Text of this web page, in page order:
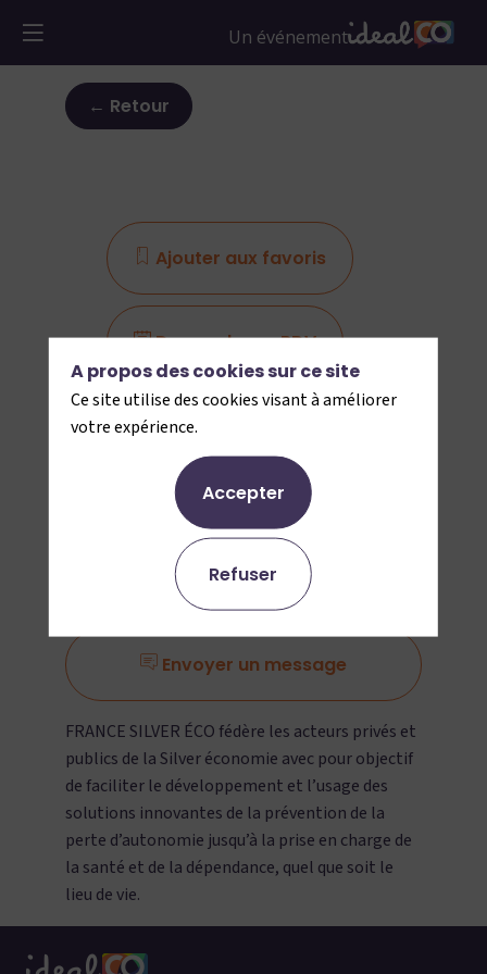
← Retour
Ajouter aux favoris
Demander un RDV
Envoyer un message
Ajouter aux favoris
Demander un RDV
Envoyer un message
FRANCE SILVER ÉCO fédère les acteurs privés et
publics de la Silver économie avec pour objectif
de faciliter le développement et l’usage des
solutions innovantes de la prévention de la
perte d’autonomie jusqu’à la prise en charge de
la santé et de la dépendance, quel que soit le
lieu de vie.
A propos des cookies sur ce site
Ce site utilise des cookies visant à améliorer
votre expérience.
Accepter
Refuser